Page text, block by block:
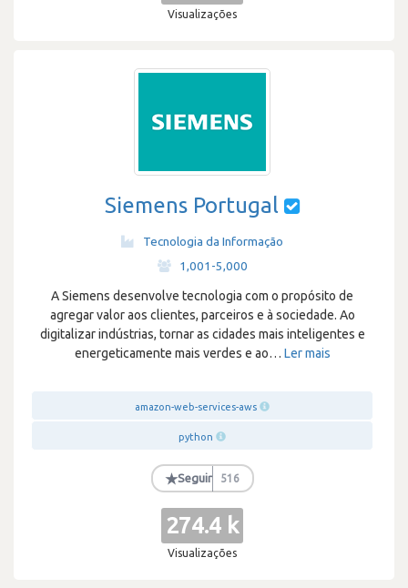
Visualizações
Siemens Portugal
Tecnologia da Informação
1,001-5,000
A Siemens desenvolve tecnologia com o propósito de
agregar valor aos clientes, parceiros e à sociedade. Ao
digitalizar indústrias, tornar as cidades mais inteligentes e
energeticamente mais verdes e ao… Ler mais
amazon-web-services-aws
python
★Seguir 516
274.4 k
Visualizações